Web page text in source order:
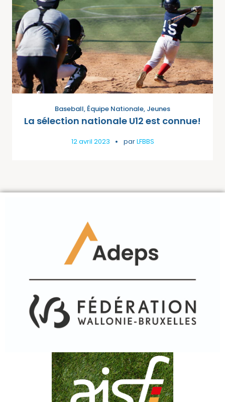
Baseball, Équipe Nationale, Jeunes
La sélection nationale U12 est connue!
12 avril 2023 parLFBBS